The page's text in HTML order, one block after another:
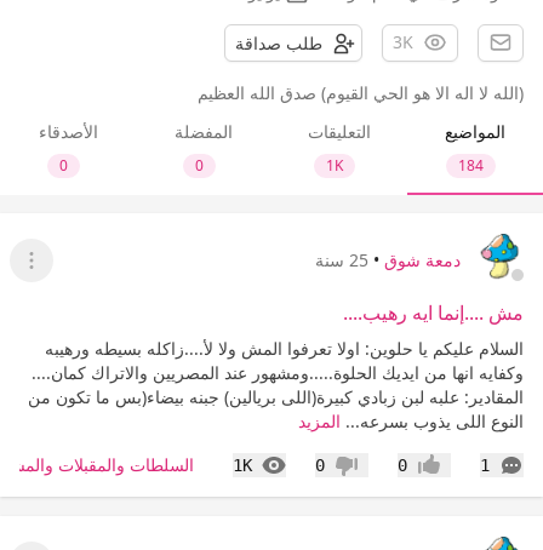
3K طلب صداقة
(الله لا اله الا هو الحي القيوم) صدق الله العظيم
المواضيع
184
التعليقات
1K
المفضلة
0
الأصدقاء
0
دمعة شوق • 25 سنة
عرض
مش ....إنما ايه رهيب....
السلام عليكم يا حلوين: اولا تعرفوا المش ولا لأ....زاكله بسيطه ورهيبه
وكفايه انها من ايديك الحلوة.....ومشهور عند المصريين والاتراك كمان....
المقادير: علبه لبن زبادي كبيرة(اللى بريالين) جبنه بيضاء(بس ما تكون من
النوع اللى يذوب بسرعه... المزيد
1
التعليقات إعجاب0 عدم إعجاب
0
1K
المشاهدات السلطات والمقبلات